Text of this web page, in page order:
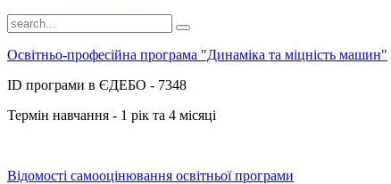
Освітньо-професійна програма "Динаміка та міцність машин"
ID програми в ЄДЕБО - 7348
Термін навчання - 1 рік та 4 місяці
Відомості самооцінювання освітньої програми